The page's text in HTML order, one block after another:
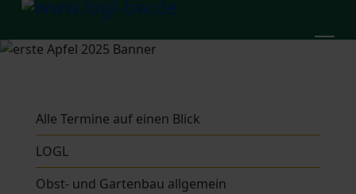
Alle Termine auf einen Blick
LOGL
Obst- und Gartenbau allgemein